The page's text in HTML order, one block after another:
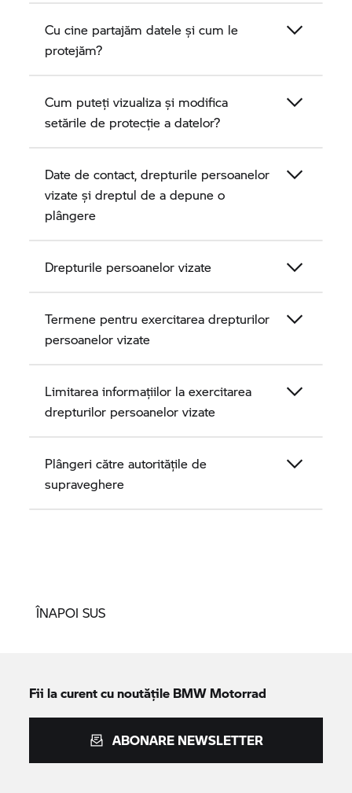
Cu cine partajăm datele și cum le
protejăm?
Cum puteți vizualiza și modifica
setările de protecție a datelor?
Date de contact, drepturile persoanelor
vizate și dreptul de a depune o
plângere
Drepturile persoanelor vizate
Termene pentru exercitarea drepturilor
persoanelor vizate
Limitarea informațiilor la exercitarea
drepturilor persoanelor vizate
Plângeri către autoritățile de
supraveghere
ÎNAPOI SUS
Fii la curent cu noutățile BMW Motorrad
ABONARE NEWSLETTER